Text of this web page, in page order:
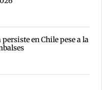
en Chile pese a la